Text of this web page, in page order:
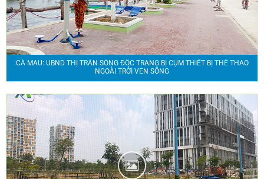
CÀ MAU: UBND THỊ TRẤN SÔNG ĐỐC TRANG BỊ CỤM THIẾT BỊ THỂ THAO
NGOÀI TRỞI VEN SÔNG